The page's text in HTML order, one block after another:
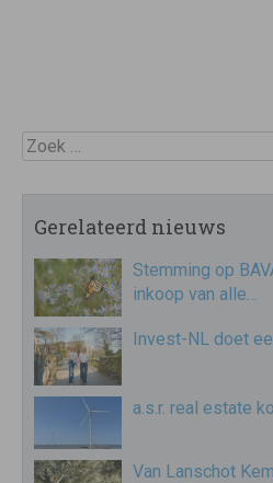
Zoek
Gerelateerd nieuws
Stemming op
inkoop van alle…
Invest-NL doet
a.s.r. real estate
Van Lanschot